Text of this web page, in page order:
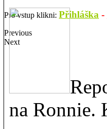
Pro vstup klikni: Přihláška -
Previous
Next
na Ronnie.